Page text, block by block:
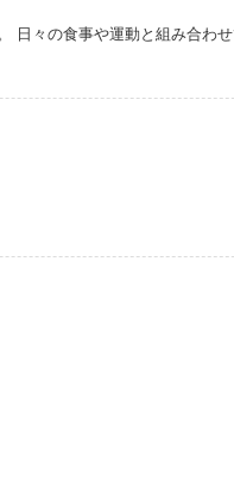
日々の食事や運動と組み合わ